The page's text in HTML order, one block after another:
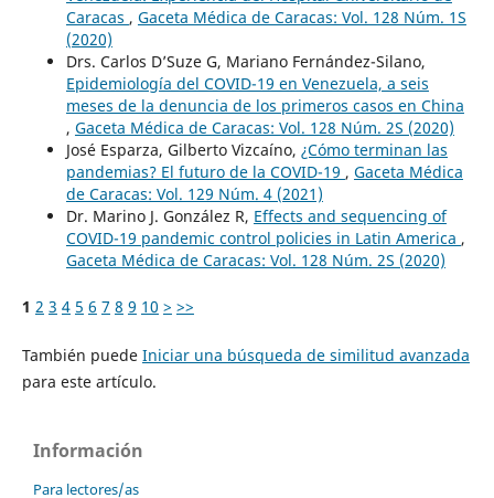
Caracas , Gaceta Médica de Caracas: Vol. 128 Núm. 1S
(2020)
Drs. Carlos D’Suze G, Mariano Fernández-Silano,
Epidemiología del COVID-19 en Venezuela, a seis
meses de la denuncia de los primeros casos en China
, Gaceta Médica de Caracas: Vol. 128 Núm. 2S (2020)
José Esparza, Gilberto Vizcaíno, ¿Cómo terminan las
pandemias? El futuro de la COVID-19 , Gaceta Médica
de Caracas: Vol. 129 Núm. 4 (2021)
Dr. Marino J. González R, Effects and sequencing of
COVID-19 pandemic control policies in Latin America ,
Gaceta Médica de Caracas: Vol. 128 Núm. 2S (2020)
1 2 3 4 5 6 7 8 9 10 > >>
También puede Iniciar una búsqueda de similitud avanzada
para este artículo.
Información
Para lectores/as